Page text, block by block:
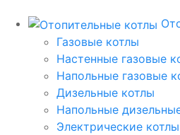
Газовые котлы
Настенные газовые
Напольные газовые
Дизельные котлы
Напольные
Электрические котлы